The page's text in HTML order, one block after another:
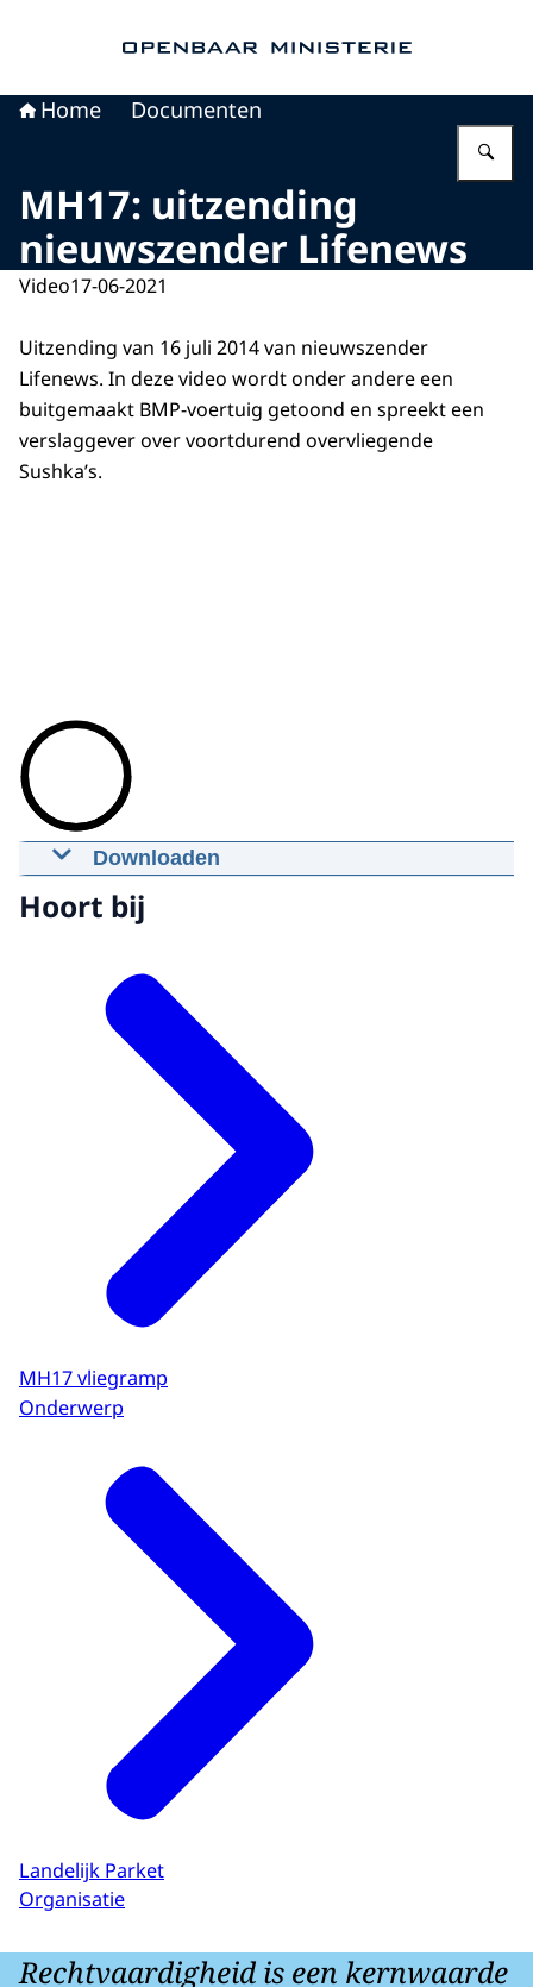
Home Documenten
MH17: uitzending
nieuwszender Lifenews
Video17-06-2021
Uitzending van 16 juli 2014 van nieuwszender
Lifenews. In deze video wordt onder andere een
buitgemaakt BMP-voertuig getoond en spreekt een
verslaggever over voortdurend overvliegende
Sushka’s.
Downloaden
MH17: uitzending nieuwszender
Lifenews
Download
Hoort bij
MH17 vliegramp
Onderwerp
Landelijk Parket
Organisatie
Rechtvaardigheid is een kernwaarde